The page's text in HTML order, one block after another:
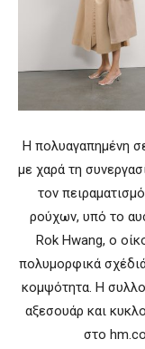
Η πολυαγαπημένη
με χαρά τη
τον
ρούχων, υπό το
Rok Hwang, ο
πολυμορφικά
κομψότητα. Η
αξεσουάρ και
στο